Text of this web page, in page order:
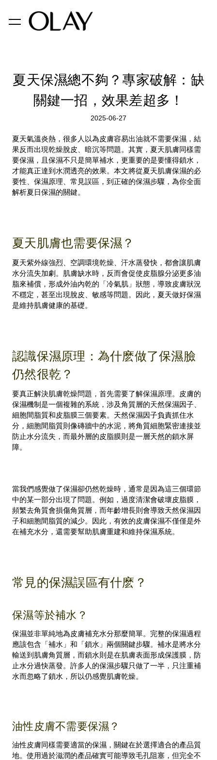
夏天保濕總不夠？專家破解：缺
關鍵一招，效果差超多！
2025-06-27
夏天氣溫炎熱，很多人以為皮膚容易出油就不需要保濕，結
果反而出現乾燥脫皮、暗沉等問題。其實，夏天肌膚同樣需
要保濕，且保濕不只是簡單補水，更重要的是要懂得鎖水，
才能真正達到水潤透亮的效果。本文將從夏天肌膚保濕的必
要性、保濕原理、常見誤區，到正確的保濕步驟，為你全面
解析夏日保濕的關鍵。
夏天肌膚也需要保濕？
夏天紫外線強烈、空調環境乾燥、汗水蒸發快，都會讓肌膚
水分流失加劇。肌膚缺水時，反而會促使皮脂腺分泌更多油
脂來補償，形成外油內乾的「冷氣肌」狀態，導致皮膚狀況
不穩定，甚至出現脫皮、敏感等問題。因此，夏天做好保濕
是維持肌膚健康的基礎。
認識保濕原理：為什麽做了保濕臉
仍然很乾？
要真正解決肌膚乾燥問題，首先需要了解保濕原理。皮膚的
保濕機制是一個複雜的系統，涉及角質層的天然保濕因子、
細胞間脂質和皮脂膜三個要素。天然保濕因子負責抓住水
分，細胞間脂質則像磚牆中的水泥，將角質細胞緊密連接並
防止水分流失，而最外層的皮脂膜則是一層天然的鎖水屏
障。
當我們感覺做了保濕卻仍然乾燥時，通常是因為這三個環節
中的某一部分出現了問題。例如，過度清潔會破壞皮脂膜，
頻繁去角質會損傷角質層，而年齡增長則會導致天然保濕因
子和細胞間脂質的減少。因此，有效的皮膚保濕不僅僅是外
在補充水分，還需要幫助肌膚重建和維持保濕系統。
常見的保濕誤區有什麽？
保濕等於補水？
保濕並非單純地為皮膚補充水分那麼簡單。完整的保濕過程
應該包含「補水」和「鎖水」兩個關鍵步驟。補水是將水分
輸送到肌膚角質層，而鎖水則是在肌膚表面形成保護膜，防
止水分過快蒸發。許多人的保濕步驟只做了一半，只注重補
水而忽略了鎖水，所以仍感覺肌膚乾燥。
油性皮膚不需要保濕？
油性皮膚同樣需要適當的保濕，關鍵在於選擇適合的產品質
地。使用過於滋潤的產品確實可能導致毛孔阻塞，但完全不